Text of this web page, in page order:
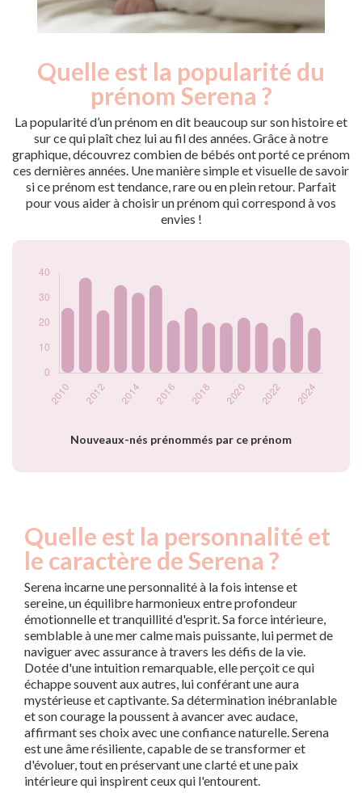
Quelle est la popularité du
prénom Serena ?
La popularité d’un prénom en dit beaucoup sur son histoire et
sur ce qui plaît chez lui au fil des années. Grâce à notre
graphique, découvrez combien de bébés ont porté ce prénom
ces dernières années. Une manière simple et visuelle de savoir
si ce prénom est tendance, rare ou en plein retour. Parfait
pour vous aider à choisir un prénom qui correspond à vos
envies !
Nouveaux-nés prénommés par ce prénom
Popularité du
Année
Nouveaux-
nés
2010
26
2011
38
2012
25
2013
35
2014
32
2015
35
2020
2021
20
2023
18
Quelle est la personnalité et
le caractère de Serena ?
Serena incarne une personnalité à la fois intense et
sereine, un équilibre harmonieux entre profondeur
émotionnelle et tranquillité d'esprit. Sa force intérieure,
semblable à une mer calme mais puissante, lui permet de
naviguer avec assurance à travers les défis de la vie.
Dotée d'une intuition remarquable, elle perçoit ce qui
échappe souvent aux autres, lui conférant une aura
mystérieuse et captivante. Sa détermination inébranlable
et son courage la poussent à avancer avec audace,
affirmant ses choix avec une confiance naturelle. Serena
est une âme résiliente, capable de se transformer et
d'évoluer, tout en préservant une clarté et une paix
intérieure qui inspirent ceux qui l'entourent.